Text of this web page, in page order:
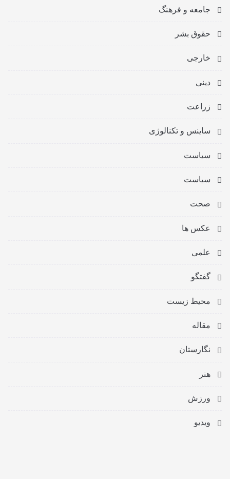
جامعه و فرهنگ
حقوق بشر
خارجی
دینی
زراعت
ساینس و تکنالوژی
سیاست
سیاست
صحت
عکس ها
علمی
گفتگو
محیط زیست
مقاله
نگارستان
هنر
ورزش
ویدیو